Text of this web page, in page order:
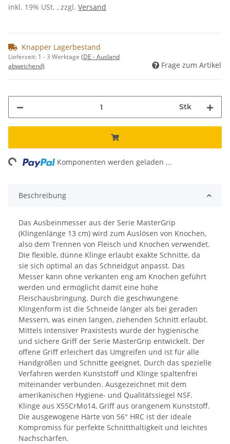
inkl. 19% USt. , zzgl. Versand
Knapper Lagerbestand
Lieferzeit: 1 - 3 Werktage (DE - Ausland
abweichend)
Frage zum Artikel
Stk
Komponenten werden geladen ...
Beschreibung
Das Ausbeinmesser aus der Serie MasterGrip
(Klingenlänge 13 cm) wird zum Auslösen von Knochen,
also dem Trennen von Fleisch und Knochen verwendet.
Die flexible, dünne Klinge erlaubt exakte Schnitte, da
sie sich optimal an das Schneidgut anpasst. Das
Messer kann ohne verkanten eng am Knochen geführt
werden und ermöglicht damit eine hohe
Fleischausbringung. Durch die geschwungene
Klingenform ist die Schneide länger als bei geraden
Messern, was einen langen, ziehenden Schnitt erlaubt.
Mittels intensiver Praxistests wurde der hygienische
und sichere Griff der Serie MasterGrip entwickelt. Der
offene Griff erleichert das Umgreifen und ist für alle
Handgrößen und Schnitte geeignet. Durch das spezielle
Verfahren werden Kunststoff und Klinge spaltenfrei
miteinander verbunden. Ausgezeichnet mit dem
amerikanischen Hygiene- und Qualitätssiegel NSF.
Klinge aus X55CrMo14, Griff aus orangenem Kunststoff.
Die ausgewogene Härte von 56° HRC ist der ideale
Kompromiss für perfekte Schnitthaltigkeit und leichtes
Nachschärfen.